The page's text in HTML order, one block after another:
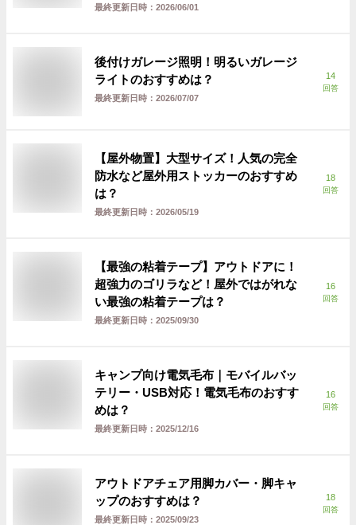
最終更新日時： 2026/06/01
後付けガレージ照明！明るいガレージ
ライトのおすすめは？
最終更新日時： 2026/07/07
14
回答
【屋外物置】大型サイズ！人気の完全
防水など屋外用ストッカーのおすすめ
は？
最終更新日時： 2026/05/19
18
回答
【最強の粘着テープ】アウトドアに！
超強力のゴリラなど！屋外ではがれな
い最強の粘着テープは？
最終更新日時： 2025/09/30
16
回答
キャンプ向け電気毛布｜モバイルバッ
テリー・USB対応！電気毛布のおすす
めは？
最終更新日時： 2025/12/16
16
回答
アウトドアチェア用脚カバー・脚キャ
ップのおすすめは？
最終更新日時： 2025/09/23
18
回答